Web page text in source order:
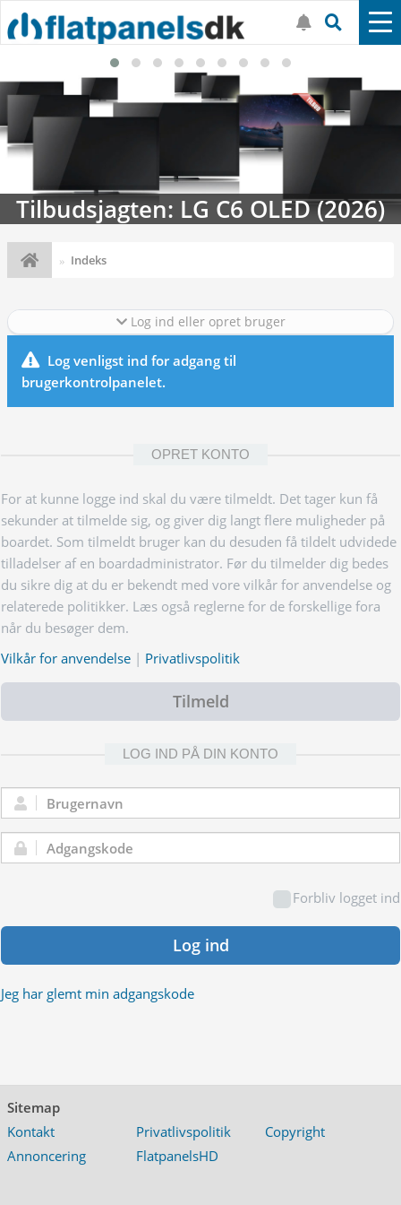
Tilbudsjagten: LG C6 OLED (2026)
Indeks
Log ind eller opret bruger
Log venligst ind for adgang til
brugerkontrolpanelet.
OPRET KONTO
For at kunne logge ind skal du være tilmeldt. Det tager kun få
sekunder at tilmelde sig, og giver dig langt flere muligheder på
boardet. Som tilmeldt bruger kan du desuden få tildelt udvidede
tilladelser af en boardadministrator. Før du tilmelder dig bedes
du sikre dig at du er bekendt med vore vilkår for anvendelse og
relaterede politikker. Læs også reglerne for de forskellige fora
når du besøger dem.
Vilkår for anvendelse | Privatlivspolitik
Tilmeld
LOG IND PÅ DIN KONTO
Brugernavn:
Adgangskode:
Forbliv logget ind
Log ind
Jeg har glemt min adgangskode
Sitemap
Kontakt
Privatlivspolitik
Copyright
Annoncering
FlatpanelsHD